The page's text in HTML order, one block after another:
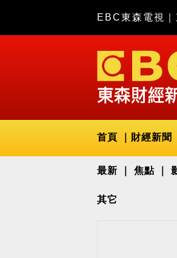
EBC東森電視
首頁 財經新聞
最新 焦點
其它